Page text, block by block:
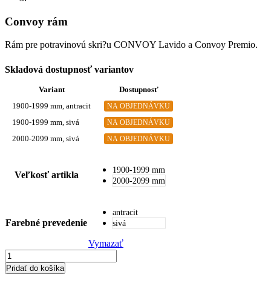
Convoy rám
Rám pre potravinovú skri?u CONVOY Lavido a Convoy Premio.
Skladová dostupnosť variantov
Variant
Dostupnosť
1900-1999 mm, antracit
NA OBJEDNÁVKU
1900-1999 mm, sivá
NA OBJEDNÁVKU
2000-2099 mm, sivá
NA OBJEDNÁVKU
Veľkosť artikla
1900-1999 mm
2000-2099 mm
Farebné prevedenie
antracit
sivá
Vymazať
Pridať do košíka